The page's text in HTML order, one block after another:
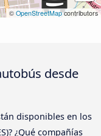
© OpenStreetMapcontributors
desde
disponibles en los
¿Qué compañías